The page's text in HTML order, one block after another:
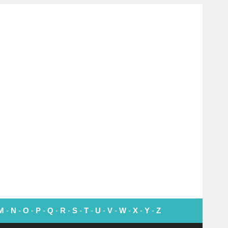
- N - O - P - Q - R - S - T - U - V - W - X - Y - Z